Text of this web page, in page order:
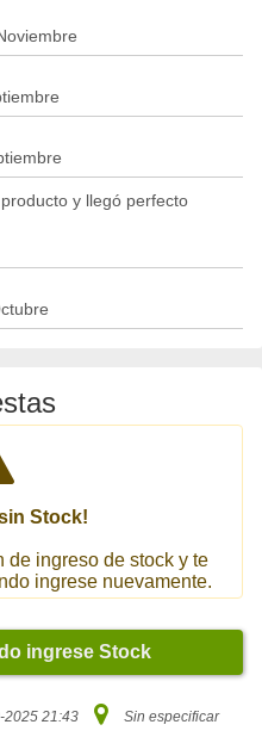
y llegó perfecto
Stock!
de ingreso de stock y te
ingrese nuevamente.
ingrese Stock
2025 21:43
Sin especificar